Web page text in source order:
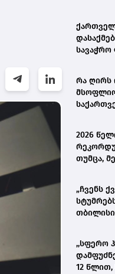
რა ღირს
2026
თუმცა,
„ჩვენს
შიდა
,,სფერო
12